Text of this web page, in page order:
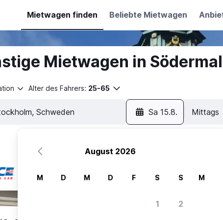
Mietwagen finden Beliebte Mietwagen
Mietwagen in
Alter des Fahrers: 25-65
Sa 15.8. Mittags
August 2026
M D M D F S S
1 2
M